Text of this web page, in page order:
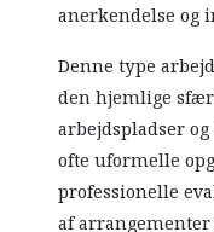
anerkendelse og
Denne type
den hjemlige
arbejdspladser
ofte uformelle
professionelle
af